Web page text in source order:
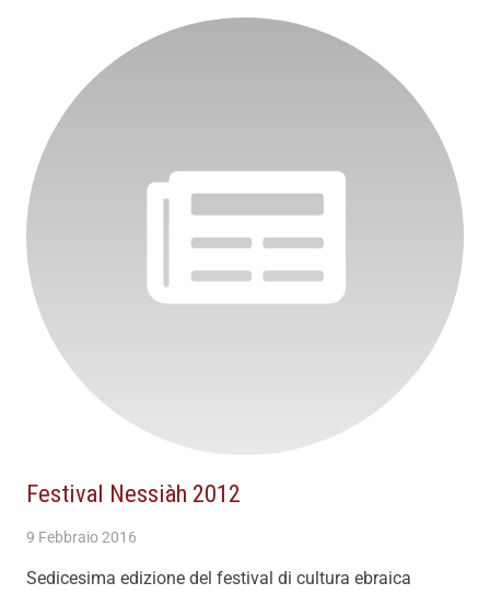
Festival Nessiàh 2012
9 Febbraio 2016
Sedicesima edizione del festival di cultura ebraica